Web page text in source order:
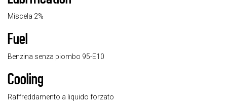
Miscela 2%
Fuel
Benzina senza piombo 95-E10
Cooling
Raffreddamento a liquido forzato